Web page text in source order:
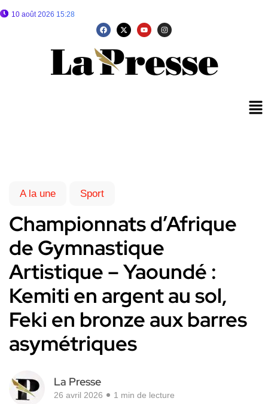
10 août 2026 15:28
A la une Sport
Championnats d’Afrique
de Gymnastique
Artistique – Yaoundé :
Kemiti en argent au sol,
Feki en bronze aux barres
asymétriques
La Presse
26 avril 2026 1 min de lecture